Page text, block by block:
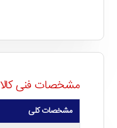
مشخصات فنی کالا
مشخصات کلی